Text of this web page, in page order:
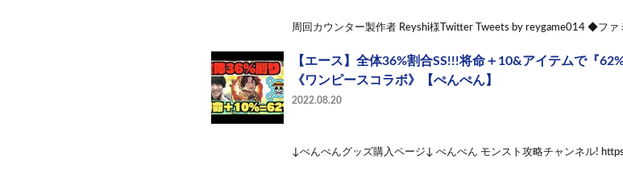
周回カウンター製作者 Reyshi様Twitter Tweets by reygame014 ◆ファ
【エース】全体36%割合SS!!!将命＋10&アイテムで『
《ワンピースコラボ》【ぺんぺん】
2022.08.20
↓ぺんぺんグッズ購入ページ↓ ぺんぺん モンスト攻略チャンネル!